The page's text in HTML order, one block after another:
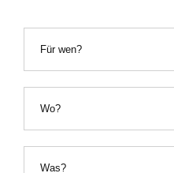
Für wen?
Wo?
Was?